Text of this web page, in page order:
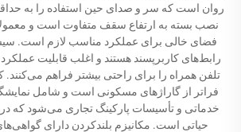
روان است که سر و صدای حین استفاده را به
فضای خالی برای عملکرد مناسب لازم است.
رابط‌های کاربرپسند هستند و اغلب قابلیت عملکرد
تلفن همراه را برای راحتی بیشتر فراهم می‌کنند.
فراتر از گاراژهای مسکونی است و شامل
خدماتی و تأسیسات پارکینگ تجاری می‌شود که در
حیاتی است. مکانیزم بلندکردن دارای